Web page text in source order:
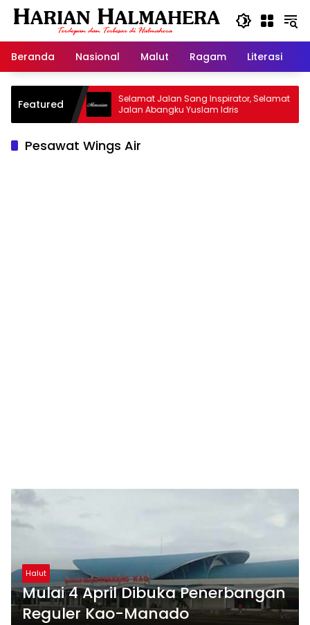
Langsung
Beranda
Nasional Malut Ragam Literasi
Featured
Warisan
Selamat Jalan Sang Inspirator, Selamat
Jalan Abangku Yuslam Idris
Pesawat Wings Air
Halut
Mulai 4 April Dibuka Penerbangan
Reguler Kao-Manado